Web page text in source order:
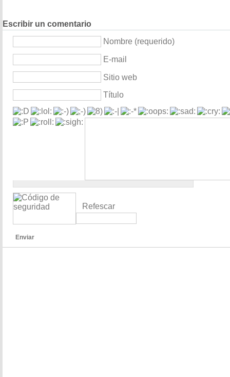
Escribir un comentario
Nombre (requerido)
E-mail
Sitio web
Título
Refescar
Enviar